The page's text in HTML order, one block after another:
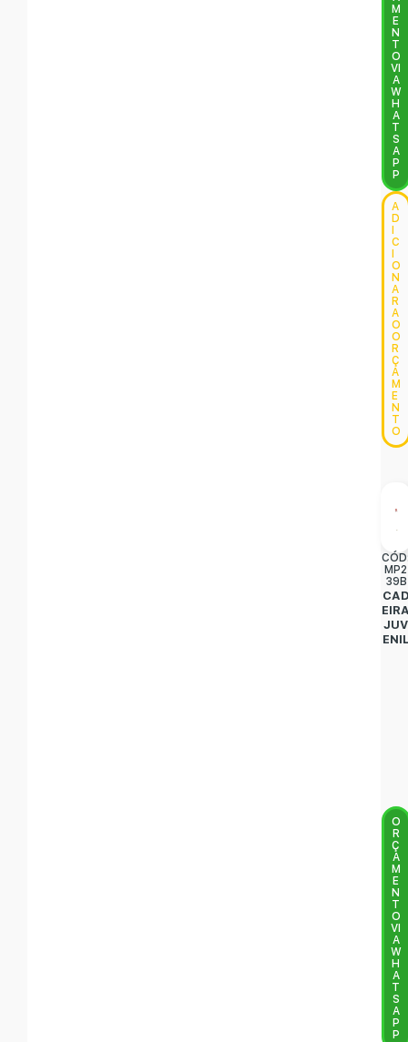
M
E
N
T
O
VI
A
W
H
A
T
S
A
P
P
A
D
C
O
N
A
R
A
O
O
R
Ç
A
M
E
N
T
O
MP2
39B
JUV
O
R
Ç
A
M
E
N
T
O
VI
A
W
H
A
T
S
A
P
P